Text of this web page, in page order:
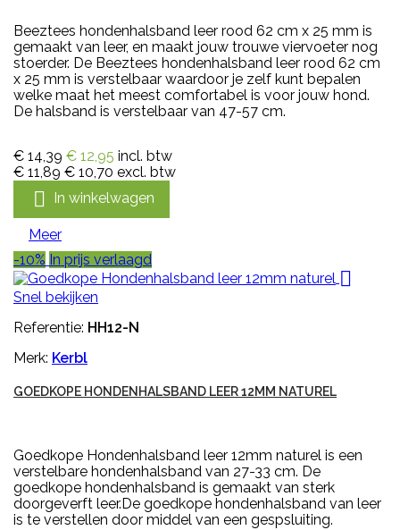
Beeztees hondenhalsband leer rood 62 cm x 25 mm is
gemaakt van leer, en maakt jouw trouwe viervoeter nog
stoerder. De Beeztees hondenhalsband leer rood 62 cm
x 25 mm is verstelbaar waardoor je zelf kunt bepalen
welke maat het meest comfortabel is voor jouw hond.
De halsband is verstelbaar van 47-57 cm.
€ 14,39 € 12,95 incl. btw
€ 11,89 € 10,70 excl. btw
 In winkelwagen
Meer
-10% In prijs verlaagd

Snel bekijken
Referentie: HH12-N
Merk: Kerbl
GOEDKOPE HONDENHALSBAND LEER 12MM NATUREL
Goedkope Hondenhalsband leer 12mm naturel is een
verstelbare hondenhalsband van 27-33 cm. De
goedkope hondenhalsband is gemaakt van sterk
doorgeverft leer.De goedkope hondenhalsband van leer
is te verstellen door middel van een gespsluiting.